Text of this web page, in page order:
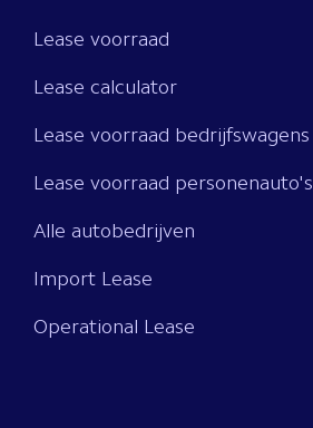
Lease voorraad
Lease calculator
Lease voorraad bedrijfswagens
Lease voorraad personenauto's
Alle autobedrijven
Import Lease
Operational Lease